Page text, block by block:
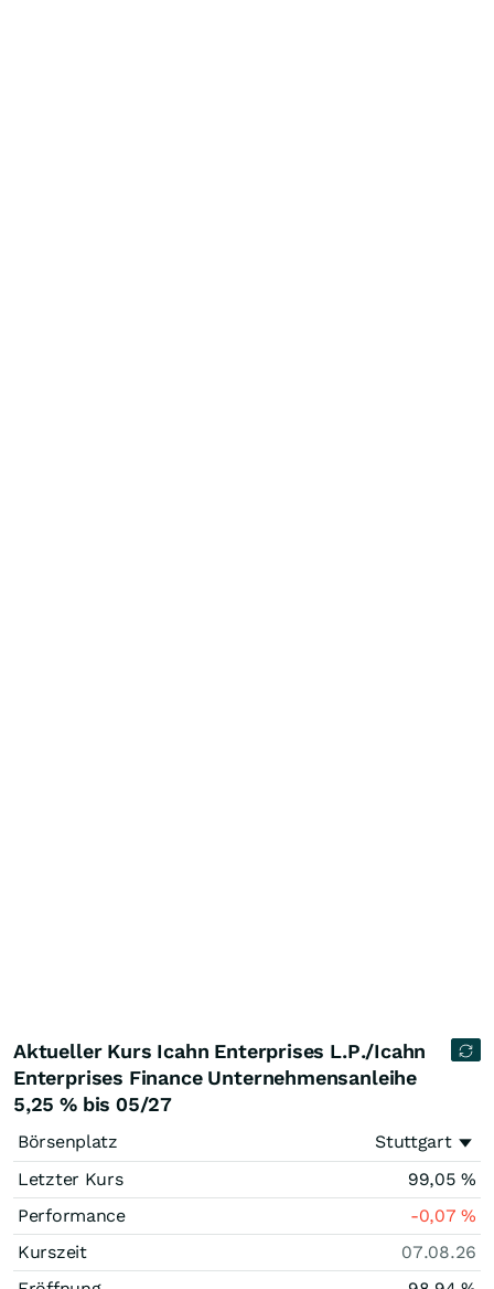
Aktueller Kurs Icahn Enterprises L.P./Icahn
Enterprises Finance Unternehmensanleihe
5,25 % bis 05/27
Börsenplatz
Stuttgart
Letzter Kurs
99,05 %
Performance
-0,07%
Kurszeit
07.08.26